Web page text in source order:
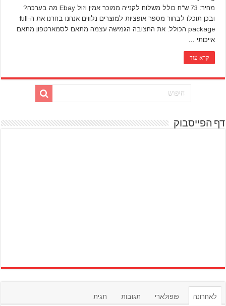
מחיר: 73 ש"ח כולל משלוח לקנייה ממוכר אמין וזול Ebay מה בערכה?
ובכן תוכלו לבחור מספר אופציות למוצרים נלווים אנחנו בחרנו את ה-full
package הכולל: את החצובה הגמישה עצמה מתאם לסמארטפון מתאם
אייכותי …
קרא עוד
דף הפייסבוק
לאחרונה פופולארי תגובות תגית